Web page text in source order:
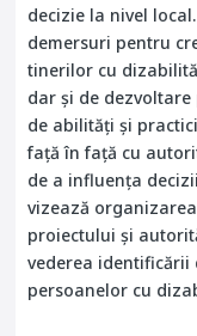
decizie la nivel
demersuri pentru
tinerilor cu
dar și de
de abilități și
față în față cu
de a influența
vizează
proiectului și
vederea
persoanelor cu